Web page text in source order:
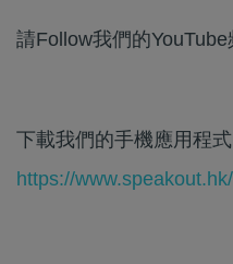
請Follow我們的YouTube
下載我們的手機應用程
https://